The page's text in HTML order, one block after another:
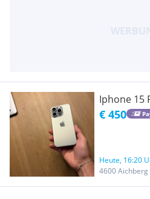
Iphone 15
€ 450
Heute, 16:20
4600 Aichberg